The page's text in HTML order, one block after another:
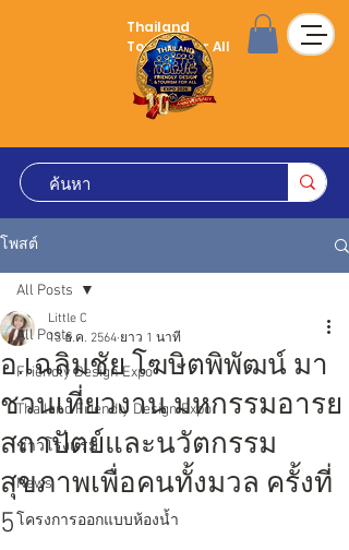
Thailand
Tourism for All
โพสต์
All Posts
Friendly Design Expo
Thailand Friendly Design Expo
ข่าวโรงแรม
News
โครงการออกแบบห้องน้ำ
All Posts
อ.เฉลิมชัย โฆษิตพิพัฒน์ มา
ชวนเที่ยวงาน มหกรรมอารย
สถาปัตย์และนวัตกรรม
สุขภาพเพื่อคนทั้งมวล ครั้งที่
5
Little C
13 ธ.ค. 2564 ยาว 1 นาที